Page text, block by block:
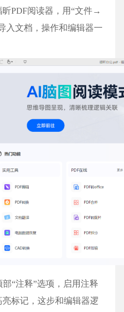
昕PDF阅读器，用“文件→
入文档，操作和编辑器一
“注释”选项，启用注释
标记，这步和编辑器逻